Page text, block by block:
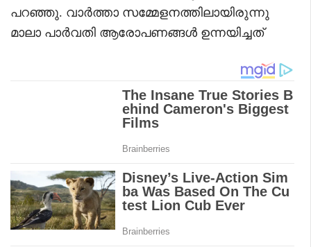
പറഞ്ഞു. വാര്‍ത്താ സമ്മേളനത്തിലായിരുന്നു
മാലാ പാര്‍വതി ആരോപണങ്ങള്‍ ഉന്നയിച്ചത്